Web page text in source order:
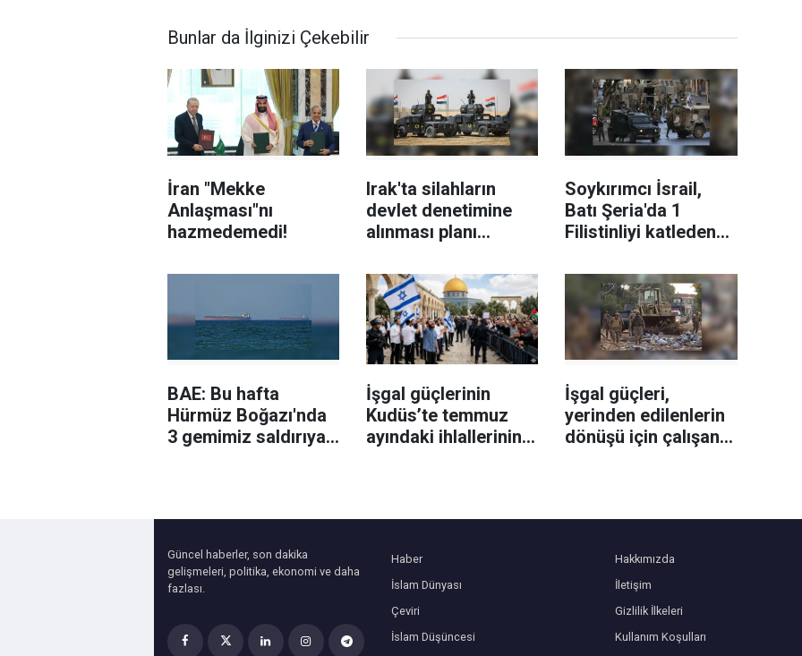
Bunlar da İlginizi Çekebilir
İran "Mekke
Anlaşması"nı
hazmedemedi!
Irak'ta silahların
devlet denetimine
alınması planı
büroları açıldı
Soykırımcı İsrail,
Batı Şeria'da 1
Filistinliyi katleden
soruşturmayı kapattı
BAE: Bu hafta
Hürmüz Boğazı'nda
3 gemimiz saldırıya
İşgal güçlerinin
Kudüs’te temmuz
ayındaki ihlallerinin
İşgal güçleri,
yerinden edilenlerin
dönüşü için çalışan
Güncel haberler, son dakika
gelişmeleri, politika, ekonomi ve daha
fazlası.
Haber
İslam Dünyası
Çeviri
İslam Düşüncesi
Hakkımızda
İletişim
Gizlilik İlkeleri
Kullanım Koşulları